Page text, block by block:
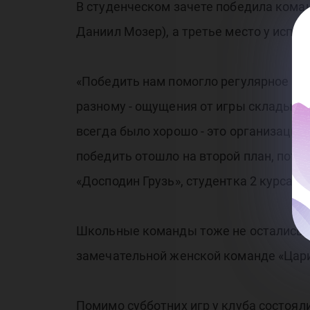
В студенческом зачете победила
Даниил Мозер), а третье место у
«Победить нам помогло регулярное
разному - ощущения от игры
всегда было хорошо - это
победить отошло на второй план,
«Досподин Грузь», студентка 2
Школьные команды тоже не остались
замечательной женской команде
Помимо субботних игр у клуба